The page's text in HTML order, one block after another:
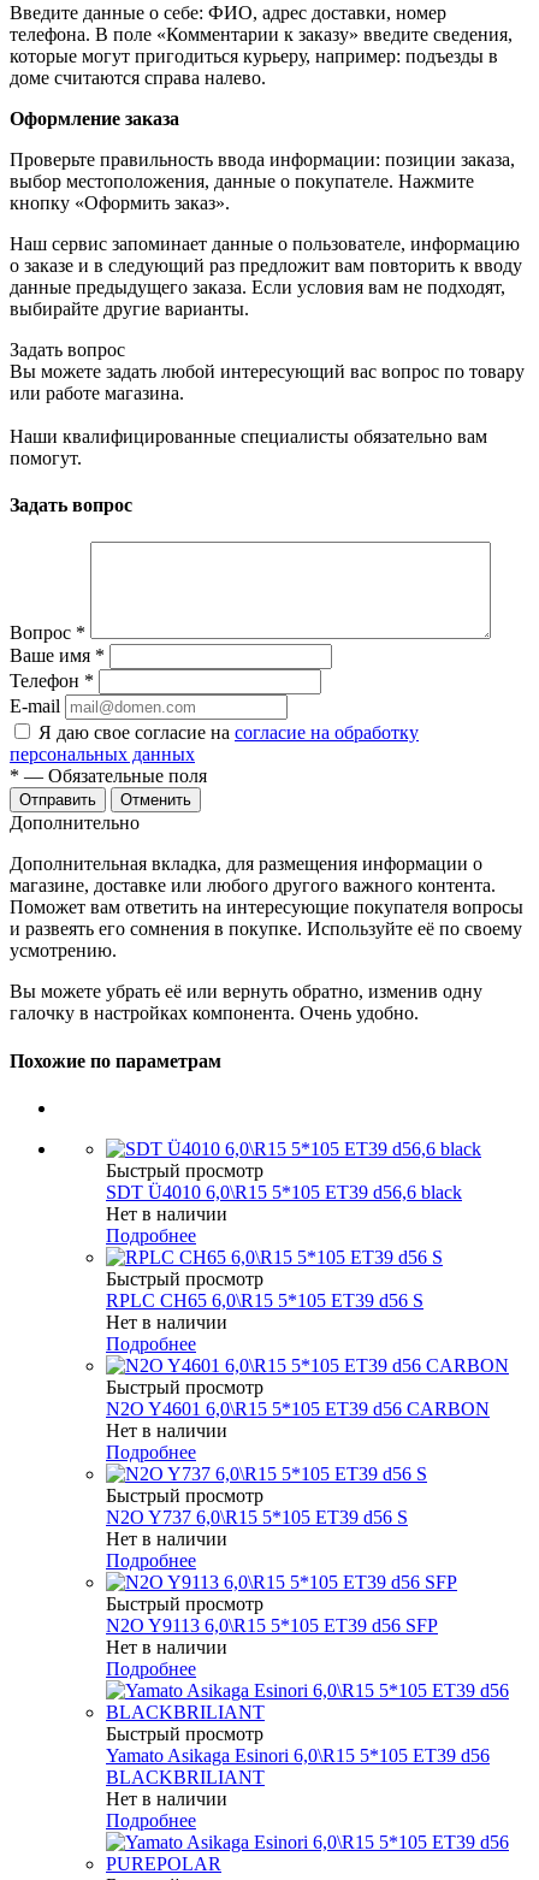
Введите данные о себе: ФИО, адрес доставки, номер
телефона. В поле «Комментарии к заказу» введите сведения,
которые могут пригодиться курьеру, например: подъезды в
доме считаются справа налево.
Оформление заказа
Проверьте правильность ввода информации: позиции заказа,
выбор местоположения, данные о покупателе. Нажмите
кнопку «Оформить заказ».
Наш сервис запоминает данные о пользователе, информацию
о заказе и в следующий раз предложит вам повторить к вводу
данные предыдущего заказа. Если условия вам не подходят,
выбирайте другие варианты.
Задать вопрос
Вы можете задать любой интересующий вас вопрос по товару
или работе магазина.
Наши квалифицированные специалисты обязательно вам
помогут.
Задать вопрос
Вопрос *
Ваше имя *
Телефон *
E-mail
Я даю свое согласие на согласие на обработку
персональных данных
* — Обязательные поля
Отменить
Дополнительно
Дополнительная вкладка, для размещения информации о
магазине, доставке или любого другого важного контента.
Поможет вам ответить на интересующие покупателя вопросы
и развеять его сомнения в покупке. Используйте её по своему
усмотрению.
Вы можете убрать её или вернуть обратно, изменив одну
галочку в настройках компонента. Очень удобно.
Похожие по параметрам
Быстрый просмотр
SDT Ü4010 6,0\R15 5*105 ET39 d56,6 black
Нет в наличии
Подробнее
Быстрый просмотр
RPLC CH65 6,0\R15 5*105 ET39 d56 S
Нет в наличии
Подробнее
Быстрый просмотр
N2O Y4601 6,0\R15 5*105 ET39 d56 CARBON
Нет в наличии
Подробнее
Быстрый просмотр
N2O Y737 6,0\R15 5*105 ET39 d56 S
Нет в наличии
Подробнее
Быстрый просмотр
N2O Y9113 6,0\R15 5*105 ET39 d56 SFP
Нет в наличии
Подробнее
Быстрый просмотр
Yamato Asikaga Esinori 6,0\R15 5*105 ET39 d56
BLACKBRILIANT
Нет в наличии
Подробнее